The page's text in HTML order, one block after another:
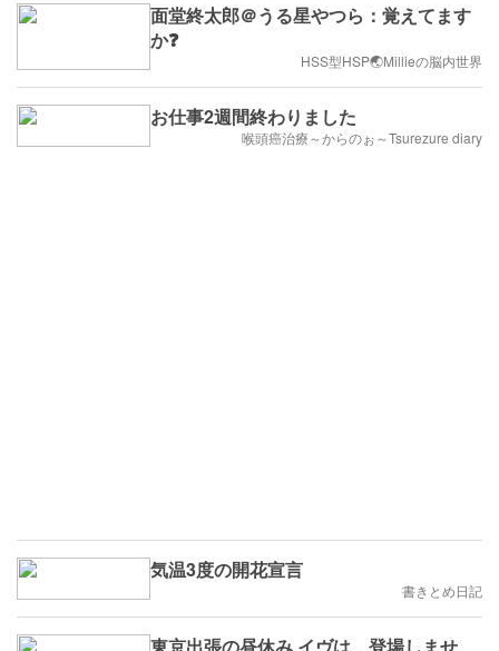
面堂終太郎＠うる星やつら：覚えてます
か❓
HSS型HSP🌏Millieの脳内世界
お仕事2週間終わりました
喉頭癌治療～からのぉ～Tsurezure diary
気温3度の開花宣言
書きとめ日記
東京出張の昼休み イヴは、登場しませ